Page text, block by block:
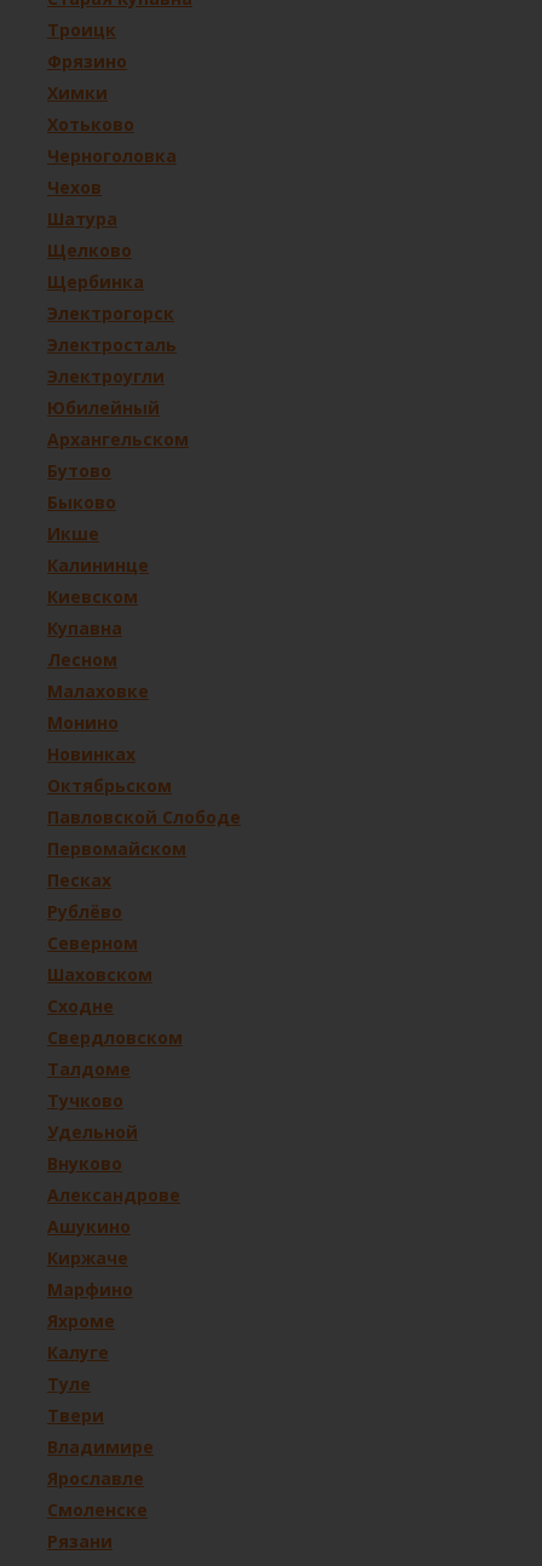
Троицк
Фрязино
Химки
Хотьково
Черноголовка
Чехов
Шатура
Щелково
Щербинка
Электрогорск
Электросталь
Электроугли
Юбилейный
Архангельском
Бутово
Быково
Икше
Калининце
Киевском
Купавна
Лесном
Малаховке
Монино
Новинках
Октябрьском
Павловской Слободе
Первомайском
Песках
Рублёво
Северном
Шаховском
Сходне
Свердловском
Талдоме
Тучково
Удельной
Внуково
Александрове
Ашукино
Киржаче
Марфино
Яхроме
Калуге
Туле
Твери
Владимире
Ярославле
Смоленске
Рязани